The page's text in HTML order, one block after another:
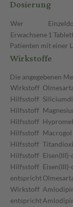
Dosierung
Wer
Erwachsene 1
Patienten mit einer
Wirkstoffe
Die angegebenen
Wirkstoff
Hilfsstoff
Hilfsstoff
Hilfsstoff
Hilfsstoff Macrogol
Hilfsstoff
Hilfsstoff
Hilfsstoff
entspricht
Wirkstoff
entspricht